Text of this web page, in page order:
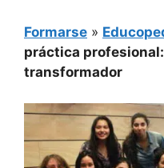
Formarse »
práctica
transformador